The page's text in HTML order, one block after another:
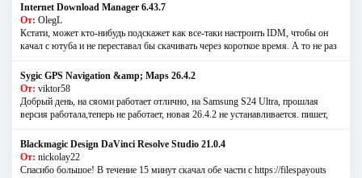
Internet Download Manager 6.43.7
От: OlegL
Кстати, может кто-нибудь подскажет как все-таки настроить IDM, чтобы он
качал с ютуба и не переставал бы скачивать через короткое время. А то не раз
Sygic GPS Navigation &amp; Maps 26.4.2
От: viktor58
Добрый день, на сяоми работает отлично, на Samsung S24 Ultra, прошлая
версия работала,теперь не работает, новая 26.4.2 не устанавливается. пишет,
Blackmagic Design DaVinci Resolve Studio 21.0.4
От: nickolay22
Спасибо большое! В течение 15 минут скачал обе части с https://filespayouts